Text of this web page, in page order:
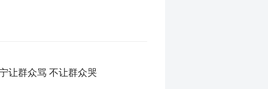
让群众骂 不让群众哭